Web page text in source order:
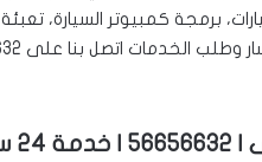
برمجة كمبيوتر السيارة،
وطلب الخدمات اتصل بنا على